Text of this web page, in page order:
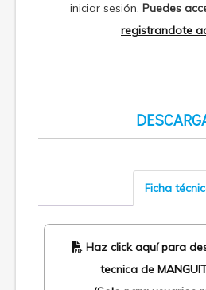
iniciar sesión. Puedes
registrandote
Ficha
Haz click aquí para
tecnica de